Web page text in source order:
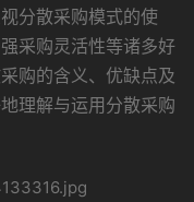
分散采购模式的使
采购灵活性等诸多好
购的含义、优缺点及
理解与运用分散采购